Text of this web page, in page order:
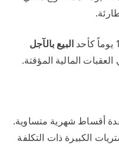
البيع بالآجل
المالية المؤقتة.
أقساط شهرية متساوية.
الكبيرة ذات التكلفة